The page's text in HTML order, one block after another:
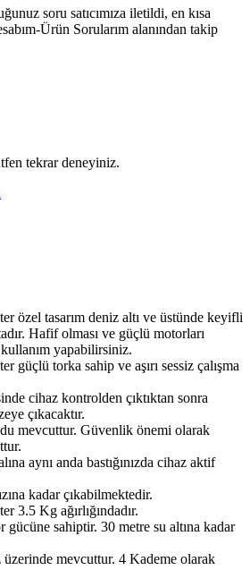
soru satıcımıza iletildi, en kısa
Ürün Sorularım alanından takip
tekrar deneyiniz.
özel tasarım deniz altı ve üstünde keyifli
Hafif olması ve güçlü motorları
yapabilirsiniz.
güçlü torka sahip ve aşırı sessiz çalışma
cihaz kontrolden çıktıktan sonra
çıkacaktır.
mevcuttur. Güvenlik önemi olarak
aynı anda bastığınızda cihaz aktif
kadar çıkabilmektedir.
3.5 Kg ağırlığındadır.
sahiptir. 30 metre su altına kadar
üzerinde mevcuttur. 4 Kademe olarak